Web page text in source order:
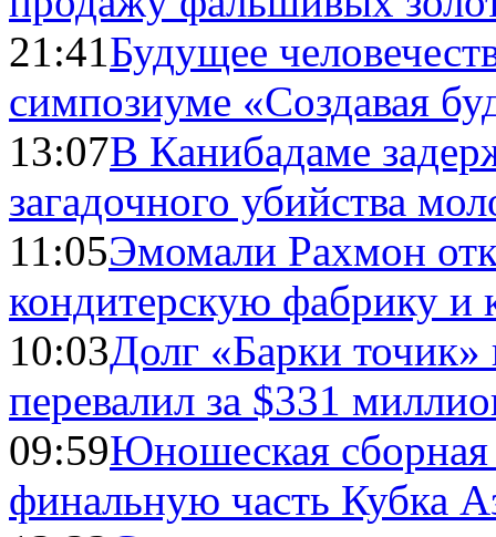
21:41Будущее
симпозиуме «Создавая
13:07В Канибадаме
загадочного убийства
11:05Эмомали Рахмон
кондитерскую фабрику и
10:03Долг «Барки
перевалил за $331
09:59Юношеская
финальную часть Кубка